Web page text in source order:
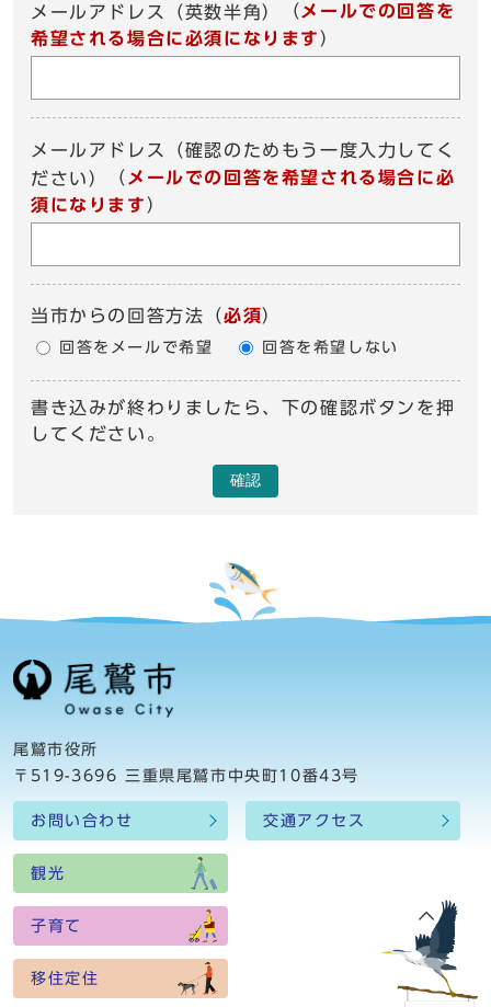
メールアドレス（英数半角） （ メールでの回答を
希望される場合に必須になります ）
メールアドレス（確認のためもう一度入力してく
ださい）
（ メールでの回答を希望される場合に必
須になります ）
当市からの回答方法 （必須）
回答をメールで希望 回答を希望しない
書き込みが終わりましたら、下の確認ボタンを押
してください。
確認
尾鷲市役所
〒519-3696 三重県尾鷲市中央町10番43号
お問い合わせ 交通アクセス
観光
子育て
移住定住